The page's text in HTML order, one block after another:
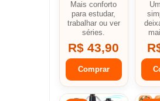
Mais conforto
para estudar,
trabalhar ou ver
séries.
R$ 43,90
Comprar